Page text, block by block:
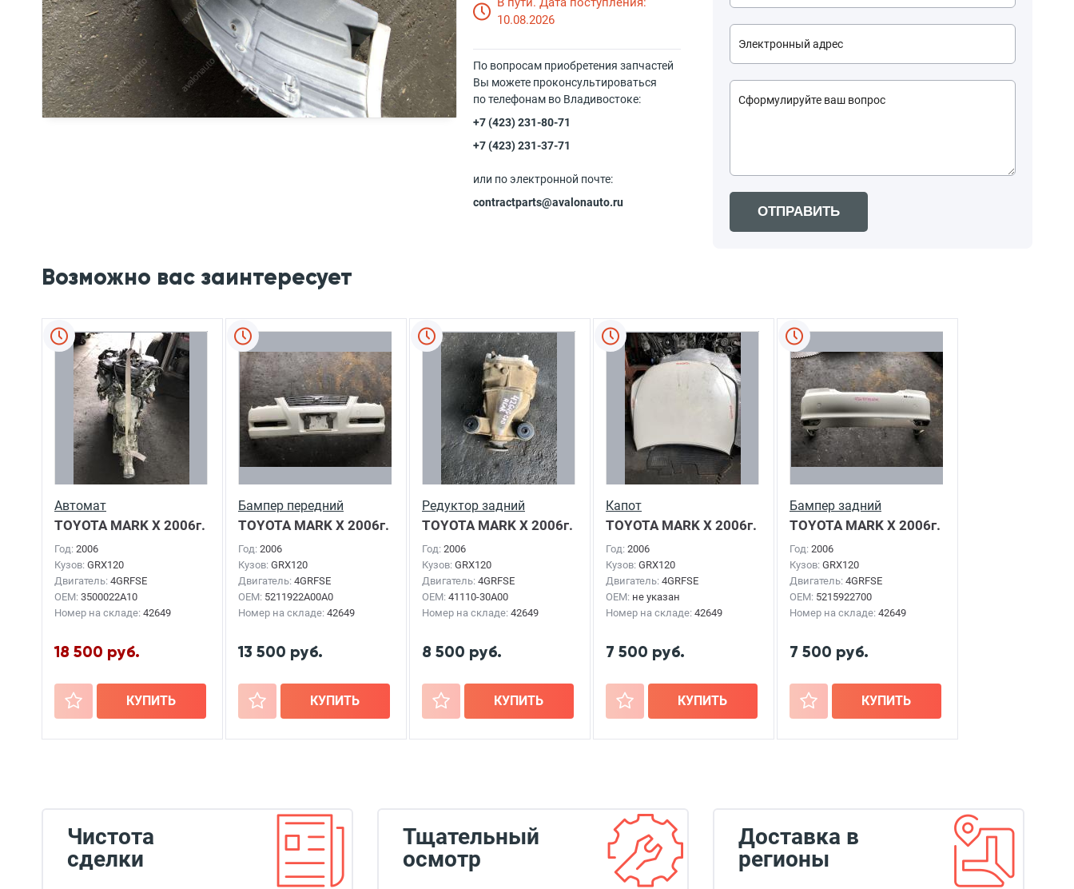
10.08.2026
По вопросам приобретения запчастей
Вы можете проконсультироваться
по телефонам во Владивостоке:
+7 (423) 231-80-71
+7 (423) 231-37-71
или по электронной почте:
contractparts@avalonauto.ru
ОТПРАВИТЬ
Возможно вас заинтересует
Автомат
TOYOTA MARK X 2006г.
Год: 2006
Кузов: GRX120
Двигатель: 4GRFSE
OEM: 3500022A10
Номер на складе: 42649
18 500 руб.
+ КУПИТЬ
Бампер передний
TOYOTA MARK X 2006г.
Год: 2006
Кузов: GRX120
Двигатель: 4GRFSE
OEM: 5211922A00A0
Номер на складе: 42649
13 500 руб.
+ КУПИТЬ
Редуктор задний
TOYOTA MARK X 2006г.
Год: 2006
Кузов: GRX120
Двигатель: 4GRFSE
OEM: 41110-30A00
Номер на складе: 42649
8 500 руб.
+ КУПИТЬ
Капот
TOYOTA MARK X 2006г.
Год: 2006
Кузов: GRX120
Двигатель: 4GRFSE
OEM: не указан
Номер на складе: 42649
7 500 руб.
+ КУПИТЬ
Бампер задний
TOYOTA MARK X 2006г.
Год: 2006
Кузов: GRX120
Двигатель: 4GRFSE
OEM: 5215922700
Номер на складе: 42649
7 500 руб.
+ КУПИТЬ
Чистота
сделки
Тщательный
осмотр
Доставка в
регионы